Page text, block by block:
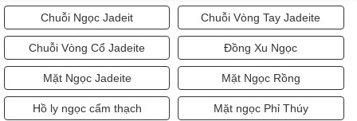
Chuỗi Ngọc Jadeit Chuỗi Vòng Tay Jadeite
Chuỗi Vòng Cổ Jadeite Đồng Xu Ngọc
Mặt Ngọc Jadeite Mặt Ngọc Rồng
Hồ ly ngọc cẩm thạch Mặt ngọc Phỉ Thúy